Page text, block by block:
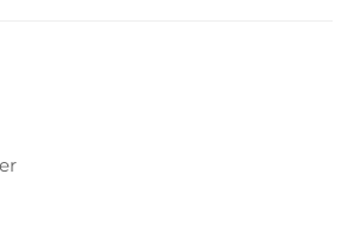
quên với hội chiến hữu - nơi
và những món nướng ngon
để đặt mua ngay Thẻ quà tặng
một buổi “xả nhiệt” thật đã